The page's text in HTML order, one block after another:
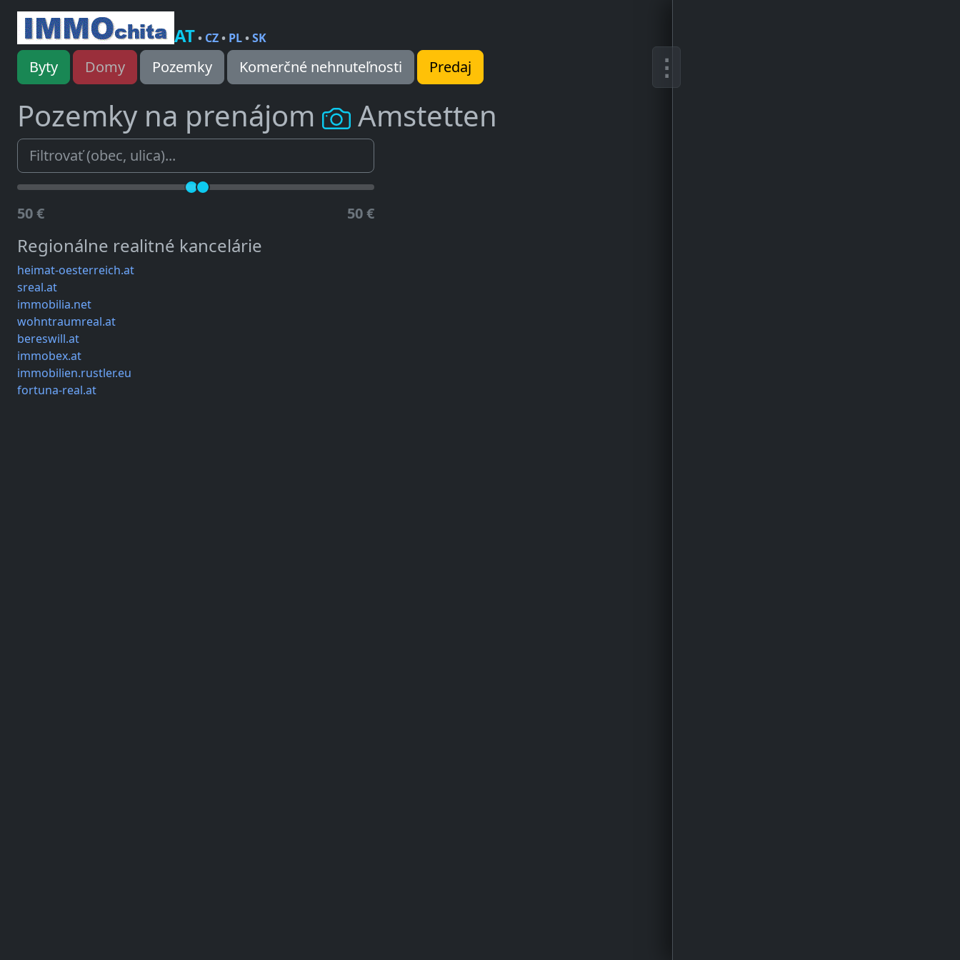
AT• CZ• PL•SK
Byty Domy Pozemky Komerčné nehnuteľnosti Predaj
Pozemky na prenájom Amstetten
50 € 50 €
Regionálne realitné kancelárie
heimat-oesterreich.at
sreal.at
immobilia.net
wohntraumreal.at
bereswill.at
immobex.at
immobilien.rustler.eu
fortuna-real.at